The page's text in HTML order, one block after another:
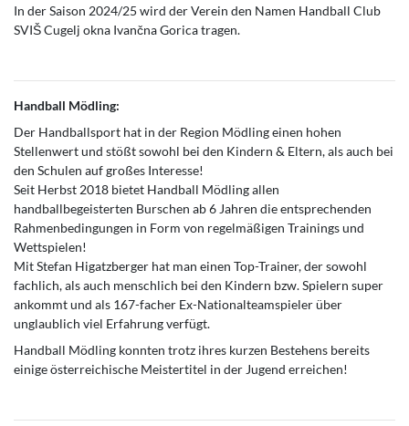
In der Saison 2024/25 wird der Verein den Namen Handball Club
SVIŠ Cugelj okna Ivančna Gorica tragen.
Handball Mödling:
Der Handballsport hat in der Region Mödling einen hohen
Stellenwert und stößt sowohl bei den Kindern & Eltern, als auch bei
den Schulen auf großes Interesse!
Seit Herbst 2018 bietet Handball Mödling allen
handballbegeisterten Burschen ab 6 Jahren die entsprechenden
Rahmenbedingungen in Form von regelmäßigen Trainings und
Wettspielen!
Mit Stefan Higatzberger hat man einen Top-Trainer, der sowohl
fachlich, als auch menschlich bei den Kindern bzw. Spielern super
ankommt und als 167-facher Ex-Nationalteamspieler über
unglaublich viel Erfahrung verfügt.
Handball Mödling konnten trotz ihres kurzen Bestehens bereits
einige österreichische Meistertitel in der Jugend erreichen!